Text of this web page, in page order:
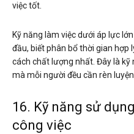
việc tốt.
Kỹ năng làm việc dưới áp lực
đầu, biết phân bổ thời gian hợp
cách chất lượng nhất. Đây là kỹ
mà mỗi người đều cần rèn
16. Kỹ năng sử
công việc